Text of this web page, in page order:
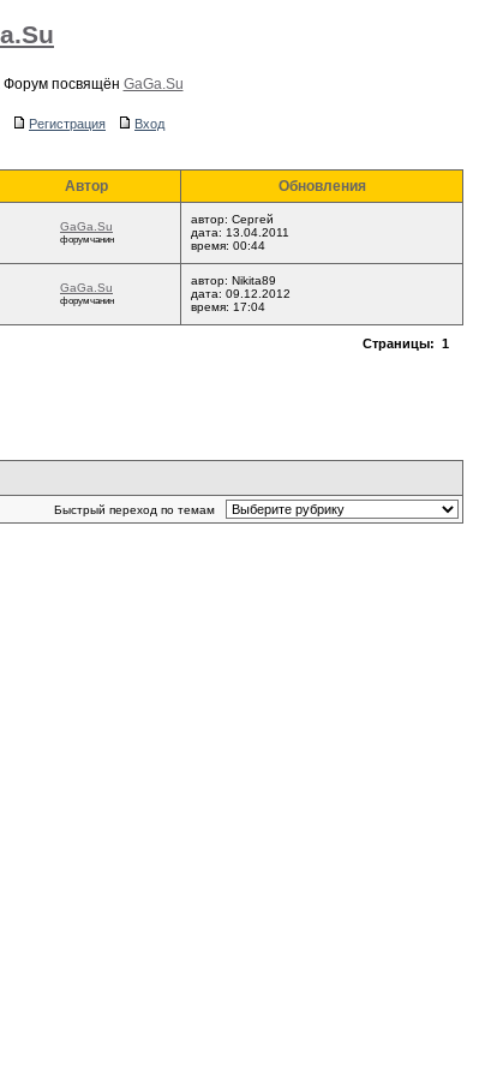
Форум посвящён GaGa.Su
Регистрация Вход
Автор Обновления
GaGa.Su
форумчанин
автор: Сергей
дата: 13.04.2011
время: 00:44
GaGa.Su
форумчанин
автор: Nikita89
дата: 09.12.2012
время: 17:04
Страницы: 1
Быстрый переход по темам